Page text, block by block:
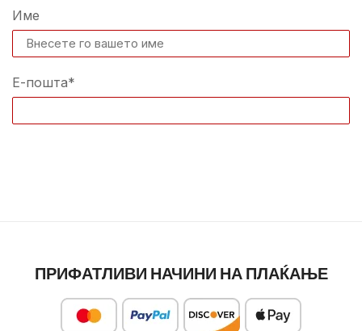
Име
Е-пошта*
ПРИФАТЛИВИ НАЧИНИ НА ПЛАЌАЊЕ